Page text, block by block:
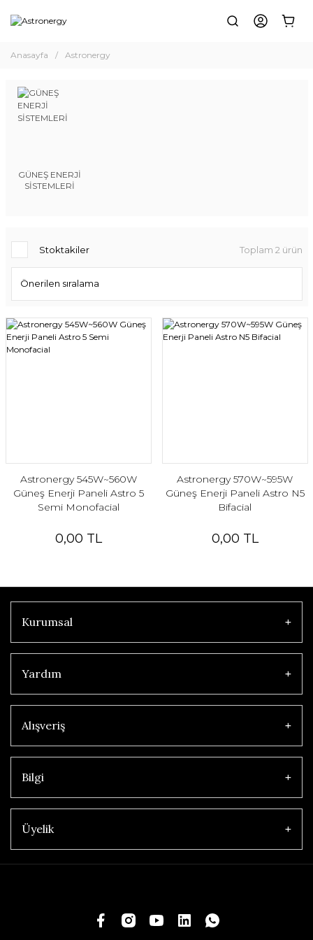
Anasayfa Astronergy
GÜNEŞ ENERJİ
SİSTEMLERİ
Stoktakiler Toplam 2 ürün
Astronergy 545W~560W
Güneş Enerji Paneli Astro 5
Semi Monofacial
0,00 TL
Astronergy 570W~595W
Güneş Enerji Paneli Astro N5
Bifacial
0,00 TL
Kurumsal
Yardım
Alışveriş
Bilgi
Üyelik